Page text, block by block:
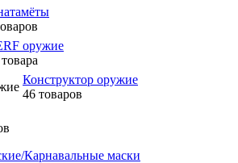
оружие
Конструктор оружие
46 товаров
Карнавальные маски